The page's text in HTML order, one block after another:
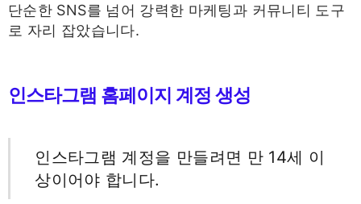
단순한 SNS를 넘어 강력한 마케팅과 커뮤니티 도구
로 자리 잡았습니다.
인스타그램 홈페이지 계정 생성
인스타그램 계정을 만들려면 만 14세 이
상이어야 합니다.